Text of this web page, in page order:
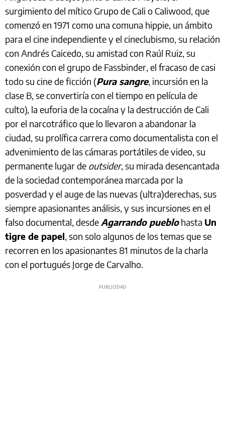
surgimiento del mítico Grupo de Cali o Caliwood, que
comenzó en 1971 como una comuna hippie, un ámbito
para el cine independiente y el cineclubismo, su relación
con Andrés Caicedo, su amistad con Raúl Ruiz, su
conexión con el grupo de Fassbinder, el fracaso de casi
todo su cine de ficción (Pura sangre, incursión en la
clase B, se convertiría con el tiempo en película de
culto), la euforia de la cocaína y la destrucción de Cali
por el narcotráfico que lo llevaron a abandonar la
ciudad, su prolífica carrera como documentalista con el
advenimiento de las cámaras portátiles de video, su
permanente lugar de outsider, su mirada desencantada
de la sociedad contemporánea marcada por la
posverdad y el auge de las nuevas (ultra)derechas, sus
siempre apasionantes análisis, y sus incursiones en el
falso documental, desde Agarrando pueblohasta Un
tigre de papel, son solo algunos de los temas que se
recorren en los apasionantes 81 minutos de la charla
con el portugués Jorge de Carvalho.